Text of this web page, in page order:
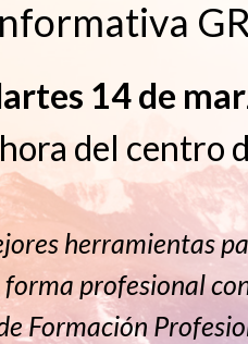
14 de
del centro
herramientas
profesional
Formación